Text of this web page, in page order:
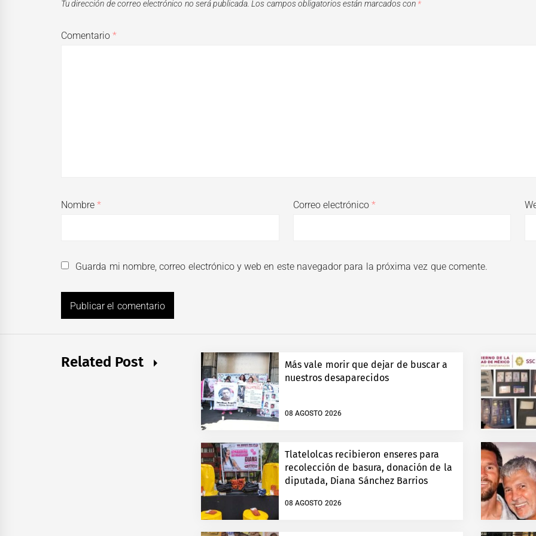
Tu dirección de correo electrónico no será publicada. Los campos obligatorios están marcados con *
Comentario*
Nombre* Correo electrónico*
Guarda mi nombre, correo electrónico y web en este navegador para la próxima vez que comente.
Related Post
Más vale morir que dejar de buscar a
nuestros desaparecidos
08 AGOSTO 2026
Tlatelolcas recibieron enseres para
recolección de basura, donación de la
diputada, Diana Sánchez Barrios
08 AGOSTO 2026